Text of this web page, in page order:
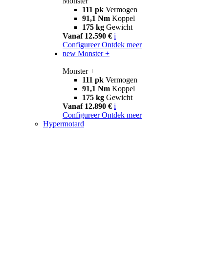
111 pk Vermogen
91,1 Nm Koppel
175 kg Gewicht
Vanaf 12.590 € i
Configureer Ontdek meer
new Monster +
Monster +
111 pk Vermogen
91,1 Nm Koppel
175 kg Gewicht
Vanaf 12.890 € i
Configureer Ontdek meer
Hypermotard